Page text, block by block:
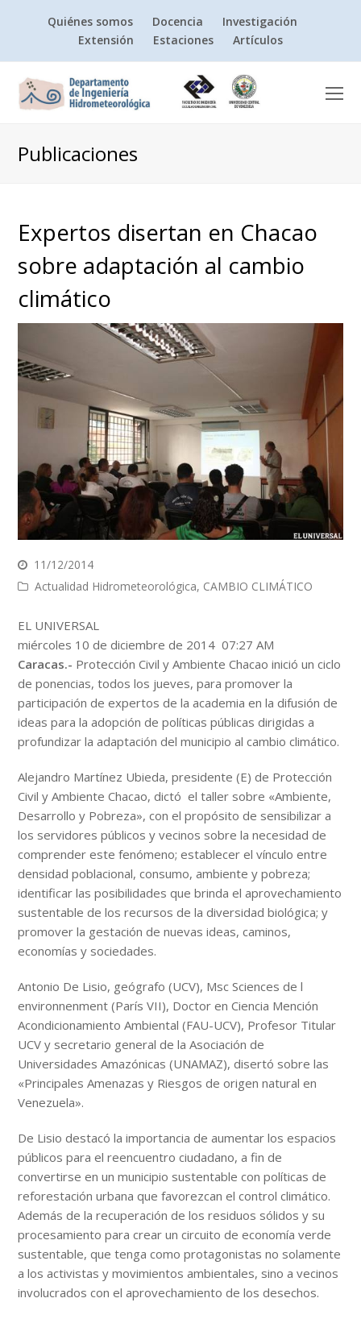
Quiénes somos Docencia
Investigación
Extensión
Estaciones Artículos
Publicaciones
Expertos disertan en Chacao
sobre adaptación al cambio
climático
11/12/2014
Actualidad Hidrometeorológica, CAMBIO CLIMÁTICO
EL UNIVERSAL
miércoles 10 de diciembre de 2014 07:27 AM
Caracas.- Protección Civil y Ambiente Chacao inició un ciclo
de ponencias, todos los jueves, para promover la
participación de expertos de la academia en la difusión de
ideas para la adopción de políticas públicas dirigidas a
profundizar la adaptación del municipio al cambio climático.
Alejandro Martínez Ubieda, presidente (E) de Protección
Civil y Ambiente Chacao, dictó el taller sobre «Ambiente,
Desarrollo y Pobreza», con el propósito de sensibilizar a
los servidores públicos y vecinos sobre la necesidad de
comprender este fenómeno; establecer el vínculo entre
densidad poblacional, consumo, ambiente y pobreza;
identificar las posibilidades que brinda el aprovechamiento
sustentable de los recursos de la diversidad biológica; y
promover la gestación de nuevas ideas, caminos,
economías y sociedades.
Antonio De Lisio, geógrafo (UCV), Msc Sciences de l
environnenment (París VII), Doctor en Ciencia Mención
Acondicionamiento Ambiental (FAU-UCV), Profesor Titular
UCV y secretario general de la Asociación de
Universidades Amazónicas (UNAMAZ), disertó sobre las
«Principales Amenazas y Riesgos de origen natural en
Venezuela».
De Lisio destacó la importancia de aumentar los espacios
públicos para el reencuentro ciudadano, a fin de
convertirse en un municipio sustentable con políticas de
reforestación urbana que favorezcan el control climático.
Además de la recuperación de los residuos sólidos y su
procesamiento para crear un circuito de economía verde
sustentable, que tenga como protagonistas no solamente
a los activistas y movimientos ambientales, sino a vecinos
involucrados con el aprovechamiento de los desechos.